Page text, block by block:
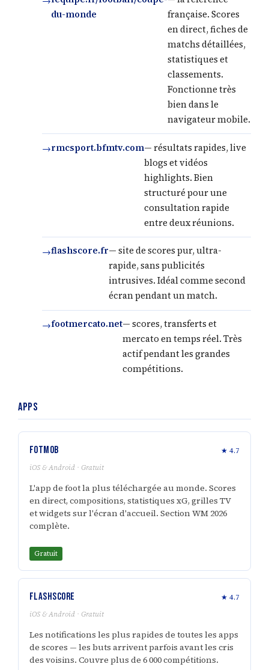
du-monde
française. Scores
en direct, fiches de
matchs détaillées,
statistiques et
classements.
Fonctionne très
bien dans le
navigateur mobile.
rmcsport.bfmtv.com— résultats rapides, live
blogs et vidéos
highlights. Bien
structuré pour une
consultation rapide
entre deux réunions.
flashscore.fr— site de scores pur, ultra-
rapide, sans publicités
intrusives. Idéal comme second
écran pendant un match.
footmercato.net— scores, transferts et
mercato en temps réel. Très
actif pendant les grandes
compétitions.
Apps
FotMob ★ 4.7
iOS & Android · Gratuit
L'app de foot la plus téléchargée au monde. Scores
en direct, compositions, statistiques xG, grilles TV
et widgets sur l'écran d'accueil. Section WM 2026
complète.
Gratuit
FlashScore ★ 4.7
iOS & Android · Gratuit
Les notifications les plus rapides de toutes les apps
de scores — les buts arrivent parfois avant les cris
des voisins. Couvre plus de 6 000 compétitions.